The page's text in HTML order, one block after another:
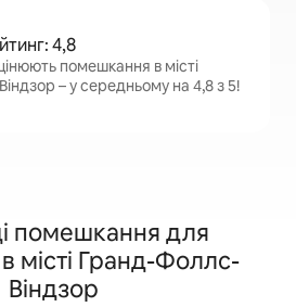
4,8
помешкання в місті
– у середньому на 4,8 з 5!
помешкання для
місті Гранд-Фоллс-
Віндзор